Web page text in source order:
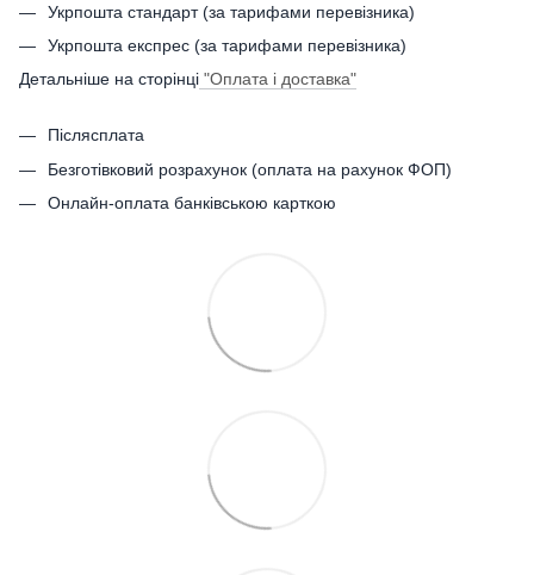
Укрпошта стандарт (за тарифами перевізника)
Укрпошта експрес (за тарифами перевізника)
Детальніше на сторінці "Оплата і доставка"
Післясплата
Безготівковий розрахунок (оплата на рахунок ФОП)
Онлайн-оплата банківською карткою